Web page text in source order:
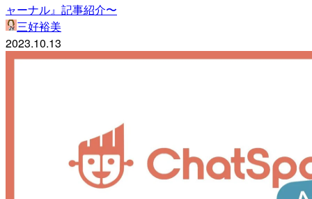
ャーナル』記事紹介〜
三好裕美
2023.10.13